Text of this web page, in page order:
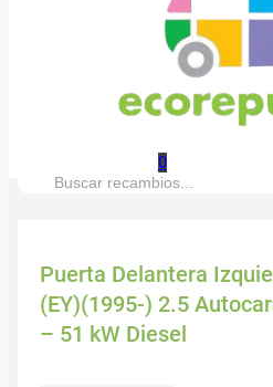
0
Buscar:
Puerta Delantera
(EY)(1995-) 2.5
– 51 kW Diesel